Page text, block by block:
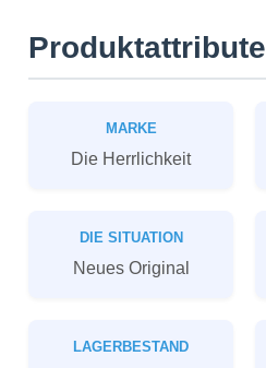
Produktattribute
MARKE
Die Herrlichkeit
DIE SITUATION
Neues Original
LAGERBESTAND